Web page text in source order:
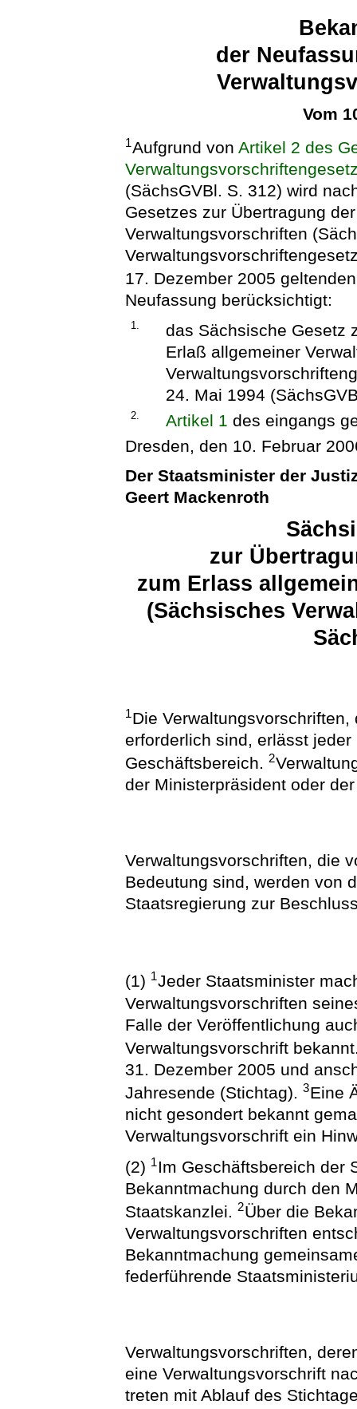
der
Vom
1Aufgrund vonArtikel 2 des
(SächsGVBl. S. 312) wird
Gesetzes zur Übertragung
Verwaltungsvorschriften
17. Dezember 2005
Neufassung berücksichtigt:
1.
das Sächsische Gesetz
Erlaß allgemeiner
24. Mai 1994
2. Artikel 1 des eingangs
Dresden, den 10. Februar
Der Staatsminister der
Geert Mackenroth
zur
zum Erlass
(Sächsisches
1Die
erforderlich sind, erlässt
Geschäftsbereich.2
der Ministerpräsident oder
Verwaltungsvorschriften, die
Bedeutung sind, werden von
Staatsregierung zur
(1) 1Jeder Staatsminister
Verwaltungsvorschriften
Falle der Veröffentlichung
Verwaltungsvorschrift
31. Dezember 2005 und
Jahresende (Stichtag).3Eine
nicht gesondert bekannt
Verwaltungsvorschrift ein
(2) 1 Im Geschäftsbereich der
Bekanntmachung durch den
Staatskanzlei.2Über die
Verwaltungsvorschriften
Bekanntmachung
federführende
Verwaltungsvorschriften,
eine Verwaltungsvorschrift
treten mit Ablauf des